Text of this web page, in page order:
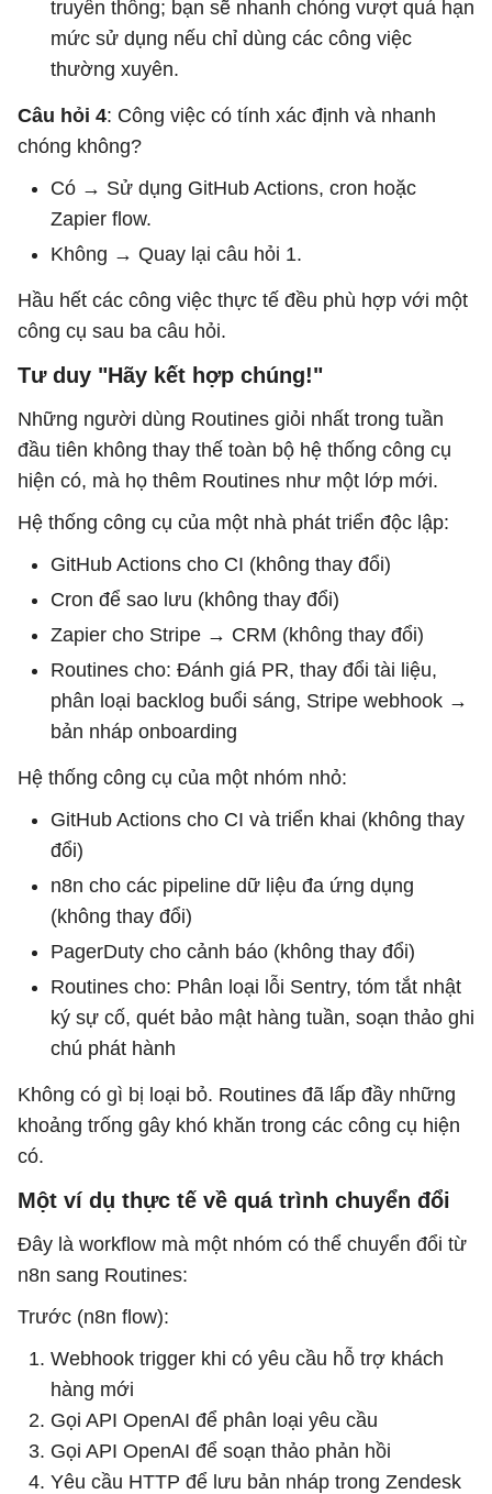
truyền thống; bạn sẽ nhanh chóng vượt quá hạn
mức sử dụng nếu chỉ dùng các công việc
thường xuyên.
Câu hỏi 4: Công việc có tính xác định và nhanh
chóng không?
Có → Sử dụng GitHub Actions, cron hoặc
Zapier flow.
Không → Quay lại câu hỏi 1.
Hầu hết các công việc thực tế đều phù hợp với một
công cụ sau ba câu hỏi.
Tư duy "Hãy kết hợp chúng!"
Những người dùng Routines giỏi nhất trong tuần
đầu tiên không thay thế toàn bộ hệ thống công cụ
hiện có, mà họ thêm Routines như một lớp mới.
Hệ thống công cụ của một nhà phát triển độc lập:
GitHub Actions cho CI (không thay đổi)
Cron để sao lưu (không thay đổi)
Zapier cho Stripe → CRM (không thay đổi)
Routines cho: Đánh giá PR, thay đổi tài liệu,
phân loại backlog buổi sáng, Stripe webhook →
bản nháp onboarding
Hệ thống công cụ của một nhóm nhỏ:
GitHub Actions cho CI và triển khai (không thay
đổi)
n8n cho các pipeline dữ liệu đa ứng dụng
(không thay đổi)
PagerDuty cho cảnh báo (không thay đổi)
Routines cho: Phân loại lỗi Sentry, tóm tắt nhật
ký sự cố, quét bảo mật hàng tuần, soạn thảo ghi
chú phát hành
Không có gì bị loại bỏ. Routines đã lấp đầy những
khoảng trống gây khó khăn trong các công cụ hiện
có.
Một ví dụ thực tế về quá trình chuyển đổi
Đây là workflow mà một nhóm có thể chuyển đổi từ
n8n sang Routines:
Trước (n8n flow):
Webhook trigger khi có yêu cầu hỗ trợ khách
hàng mới
Gọi API OpenAI để phân loại yêu cầu
Gọi API OpenAI để soạn thảo phản hồi
Yêu cầu HTTP để lưu bản nháp trong Zendesk